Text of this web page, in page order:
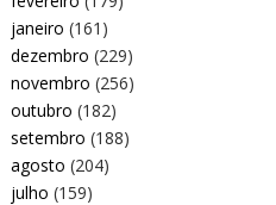
janeiro (161)
dezembro (229)
novembro (256)
outubro (182)
setembro (188)
agosto (204)
julho (159)